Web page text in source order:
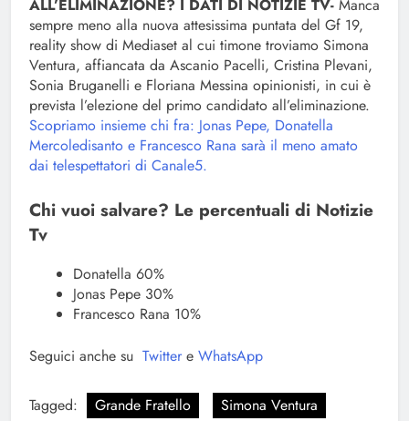
ALL’ELIMINAZIONE? I DATI DI NOTIZIE TV- Manca
sempre meno alla nuova attesissima puntata del Gf 19,
reality show di Mediaset al cui timone troviamo Simona
Ventura, affiancata da Ascanio Pacelli, Cristina Plevani,
Sonia Bruganelli e Floriana Messina opinionisti, in cui è
prevista l’elezione del primo candidato all’eliminazione.
Scopriamo insieme chi fra: Jonas Pepe, Donatella
Mercoledisanto e Francesco Rana sarà il meno amato
dai telespettatori di Canale5.
Chi vuoi salvare? Le percentuali di Notizie
Tv
Donatella 60%
Jonas Pepe 30%
Francesco Rana 10%
Seguici anche su Twitter e WhatsApp
Tagged: Grande Fratello
Simona Ventura